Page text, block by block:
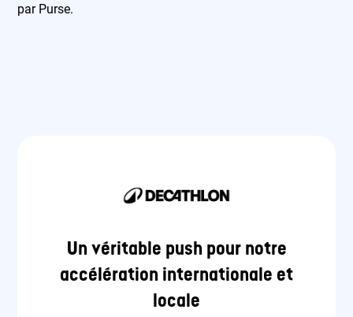
par Purse.
Un véritable push pour notre
accélération internationale et
locale